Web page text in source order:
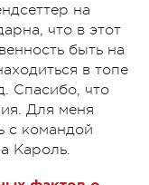
на
что в этот
быть на
в топе
Спасибо, что
Для меня
с командой
Кароль.